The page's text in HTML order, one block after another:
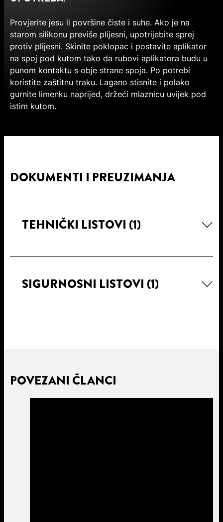
Provjerite jesu li površine čiste i suhe. Ako je na
starom silikonu previše plijesni, upotrijebite sprej
protiv plijesni. Skinite poklopac i postavite aplikator
na spoj pod kutom tako da rubovi aplikatora budu u
punom kontaktu s obje strane spoja. Po potrebi
koristite zaštitnu traku. Lagano stisnite i polako
gurnite limenku naprijed, držeći mlaznicu uvijek pod
istim kutom.
DOKUMENTI I PREUZIMANJA
TEHNIČKI LISTOVI (1)
SIGURNOSNI LISTOVI (1)
POVEZANI ČLANCI